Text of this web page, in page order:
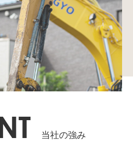
当社の強み